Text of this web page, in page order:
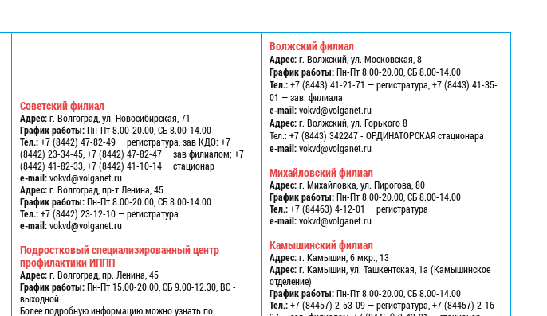
Советский филиал
Адрес:г. Волгоград, ул. Новосибирская, 71
График работы:Пн-Пт 8.00-20.00, СБ 8.00-14.00
Тел.:+7 (8442) 47-82-49 — регистратура, зав КДО: +7
(8442) 23-34-45, +7 (8442) 47-82-47 — зав филиалом; +7
(8442) 41-82-33, +7 (8442) 41-10-14 — стационар
e-mail:vokvd@volganet.ru
Адрес:г. Волгоград, пр-т Ленина, 45
График работы:Пн-Пт 8.00-20.00, СБ 8.00-14.00
Тел.:+7 (8442) 23-12-10 — регистратура
e-mail:vokvd@volganet.ru
Подростковый специализированный центр
профилактики ИППП
Адрес:г. Волгоград, пр. Ленина, 45
График работы:Пн-Пт 15.00-20.00, СБ 9.00-12.30, ВС -
выходной
Более подробную информацию можно узнать по
Волжский филиал
Адрес:г. Волжский, ул. Московская, 8
График работы:Пн-Пт 8.00-20.00, СБ 8.00-14.00
Тел.:+7 (8443) 41-21-71 — регистратура, +7 (8443) 41-35-
01 — зав. филиала
e-mail:vokvd@volganet.ru
Адрес:г. Волжский, ул. Горького 8
Тел.: +7 (8443) 342247 - ОРДИНАТОРСКАЯ стационара
e-mail:vokvd@volganet.ru
Михайловский филиал
Адрес:г. Михайловка, ул. Пирогова, 80
График работы:Пн-Пт 8.00-20.00, СБ 8.00-14.00
Тел.:+7 (84463) 4-12-01 — регистратура
e-mail:vokvd@volganet.ru
Камышинский филиал
Адрес:г. Камышин, 6 мкр., 13
Адрес:г. Камышин, ул. Ташкентская, 1а (Камышинское
отделение)
График работы:Пн-Пт 8.00-20.00, СБ 8.00-14.00
Тел.:+7 (84457) 2-53-09 — регистратура, +7 (84457) 2-16-